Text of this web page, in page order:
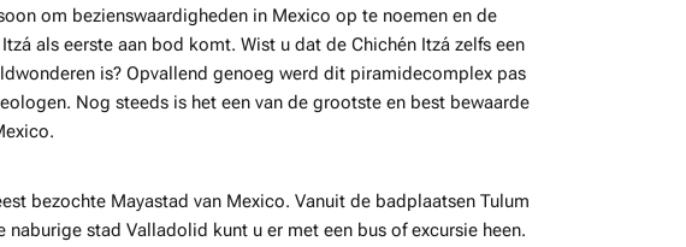
om bezienswaardigheden in Mexico op te noemen en de
als eerste aan bod komt. Wist u dat de Chichén Itzá zelfs een
is? Opvallend genoeg werd dit piramidecomplex pas
Nog steeds is het een van de grootste en best bewaarde
bezochte Mayastad van Mexico. Vanuit de badplaatsen Tulum
naburige stad Valladolid kunt u er met een bus of excursie heen.